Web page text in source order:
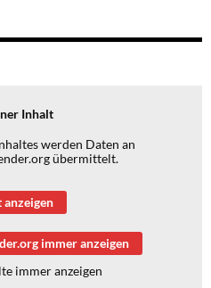
Inhalt
werden Daten an
übermittelt.
anzeigen
immer anzeigen
immer anzeigen